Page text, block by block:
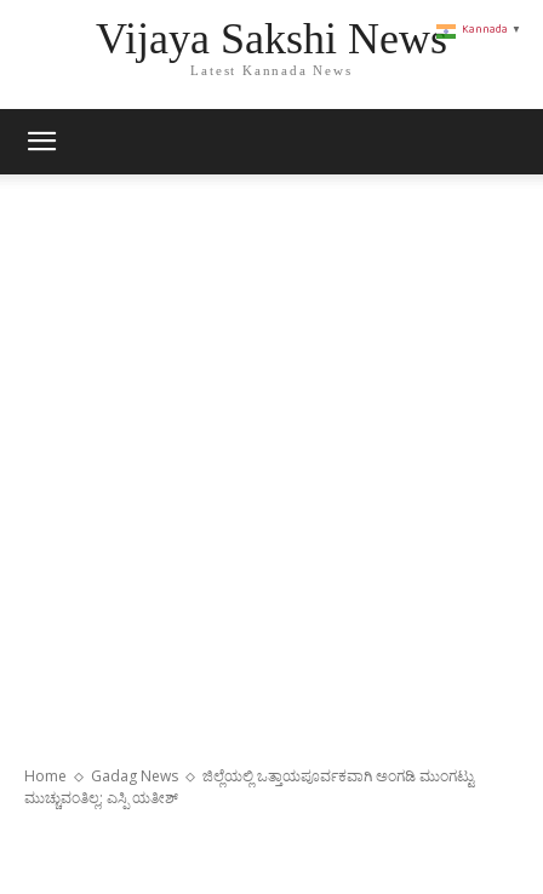
Vijaya Sakshi News
Latest Kannada News
Home Gadag News
ಜಿಲ್ಲೆಯಲ್ಲಿ ಒತ್ತಾಯಪೂರ್ವಕವಾಗಿ ಅಂಗಡಿ ಮುಂಗಟ್ಟು
ಮುಚ್ಚುವಂತಿಲ್ಲ; ಎಸ್ಪಿ ಯತೀಶ್
Kannada ▼